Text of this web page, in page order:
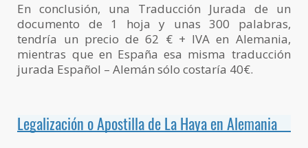
En conclusión, una Traducción Jurada de un
documento de 1 hoja y unas 300 palabras,
tendría un precio de 62 € + IVA en Alemania,
mientras que en España esa misma traducción
jurada Español – Alemán sólo costaría 40€.
Legalización o Apostilla de La Haya en Alemania